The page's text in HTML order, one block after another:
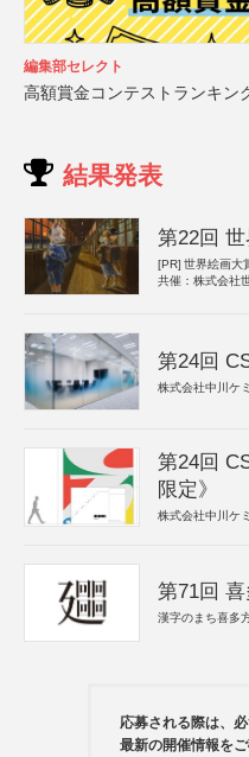
編集部セレクト
高額賞金コンテストランキン
結果発表
第22回
[PR] 世界絵画大
共催：株式会社
第24回
株式会社中川ケ
第24回
限定》
株式会社中川ケ
第71回
漢字のまち喜多
応募される際は、
最新の開催情報をご